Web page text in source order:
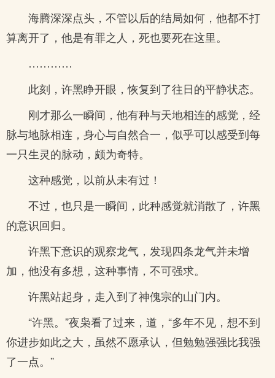
海腾深深点头，不管以后的结局如何，他都不打
算离开了，他是有罪之人，死也要死在这里。
…………
此刻，许黑睁开眼，恢复到了往日的平静状态。
刚才那么一瞬间，他有种与天地相连的感觉，经
脉与地脉相连，身心与自然合一，似乎可以感受到每
一只生灵的脉动，颇为奇特。
这种感觉，以前从未有过！
不过，也只是一瞬间，此种感觉就消散了，许黑
的意识回归。
许黑下意识的观察龙气，发现四条龙气并未增
加，他没有多想，这种事情，不可强求。
许黑站起身，走入到了神傀宗的山门内。
“许黑。”夜枭看了过来，道，“多年不见，想不到
你进步如此之大，虽然不愿承认，但勉勉强强比我强
了一点。”